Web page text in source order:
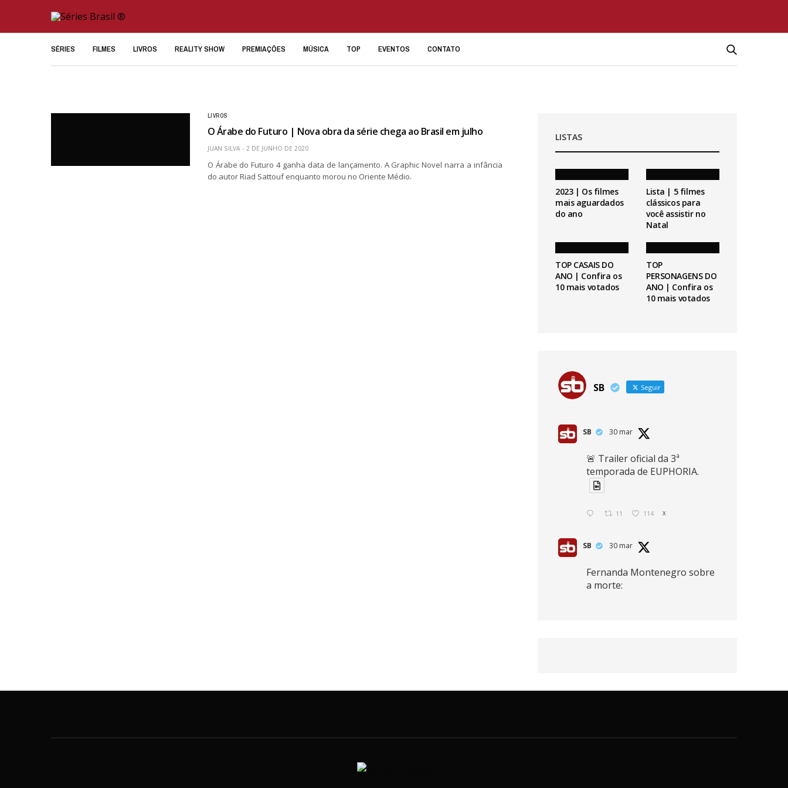
SÉRIES FILMES LIVROS REALITY SHOW PREMIAÇÕES MÚSICA TOP EVENTOS CONTATO
LIVROS
O Árabe do Futuro | Nova obra da série chega ao Brasil em julho
JUAN SILVA 2 DE JUNHO DE 2020
O Árabe do Futuro 4 ganha data de lançamento. A Graphic Novel narra a infância
do autor Riad Sattouf enquanto morou no Oriente Médio.
LISTAS
2023 | Os filmes
mais aguardados
do ano
Lista | 5 filmes
clássicos para
você assistir no
Natal
TOP CASAIS DO
ANO | Confira os
10 mais votados
TOP
PERSONAGENS DO
ANO | Confira os
10 mais votados
SB Seguir
SB 30 mar
🚨 Trailer oficial da 3ª
temporada de EUPHORIA.
11 114 X
SB 30 mar
Fernanda Montenegro sobre
a morte:
SB 30 mar